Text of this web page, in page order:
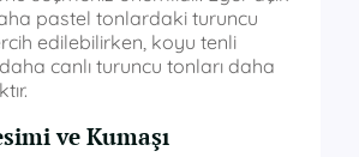
pastel tonlardaki turuncu
edilebilirken, koyu tenli
canlı turuncu tonları daha
ve Kumaşı